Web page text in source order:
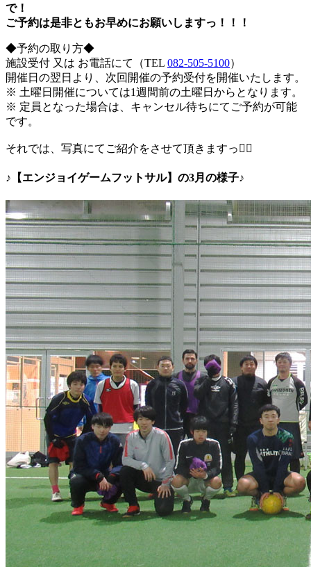
で！
ご予約は是非ともお早めにお願いしますっ！！！
◆予約の取り方◆
施設受付 又は お電話にて（TEL 082-505-5100）
開催日の翌日より、次回開催の予約受付を開催いたします。
※ 土曜日開催については1週間前の土曜日からとなります。
※ 定員となった場合は、キャンセル待ちにてご予約が可能
です。
それでは、写真にてご紹介をさせて頂きますっ✋🏻
♪【エンジョイゲームフットサル】の3月の様子♪